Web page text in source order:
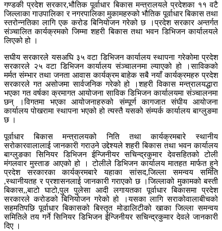
गण्डकी प्रदेश सरकार,भौतिक पूर्वाधार बिकास मन्त्रालयले प्रदेशका ११ वटै
जिल्लाका गाउपालिका र नगरपालिका मुकामहरुको भौतिक पूर्वाधार बिकास तथा
स्तरोन्नतिका लागि एक करोड बिनियोजन गरेको छ ।प्रदेश सरकार अन्तर्गत
संञ्चालित कार्यक्रमको जिम्मा शहरी बिकास तथा भवन डिभिजन कार्यालयले
लिएको हो ।
सघीय सरकारले यसअघि ३५ वटा डिभिजन कार्यालय स्थापना गरेकोमा प्रदेश
सरकारले २५ वटा डिभिजन कार्यालय संञ्चालनमा ल्याएको हो ।साविकको
मर्मत संम्भार तथा जनता आवास कार्यक्रम बाहेक सबै नयाँ कार्यक्रमहरु प्रदेश
सरकारले गत असोजमा सार्वजनिक गरेको हो ।शहरी विकास मन्त्रालयद्धारा
भएका गत वर्षका क्रमागत आयोजना साविक डिभिजन कार्यालयमा संञ्चालनमा
छन् ।विगतमा भएका आयोजनाहरुको संम्पूर्ण कागजात संघीय आयोजना
कार्यालय पोखरामा स्थापना भएको हो त्यस्तै यसको संम्पर्क कार्यालय बाग्लुङमा
छ ।
पूर्वाधार बिकास मन्त्रालयको निति तथा कार्यक्रमबारे स्थानीय
सरोकारवालालाई जानकारी गराउने उद्देश्यले शहरी बिकास तथा भवन कार्यालय
बाग्लुङका सिनियर डिभिजन ईन्जिनीयर सचिन्द्रकुमार देवसहितको टोली
मंगलवार मुस्ताङ आएको हो । टोलीले डिभिजन कार्यालय मातहत मार्फत हुने
प्रदेश सरकारका कार्यक्रमबारे यहाका सांसद,जिल्ला समन्वय समिति
,स्थानीयतह र प्रशासनलाई जानकारी गराएको छ ।जिल्लाको मुकामको बस्ती
बिकास,,बाटो घाटो,पुल पुलेसा आदी लगायतका पूर्वाधार बिकासमा प्रदेश
सरकारले करोडको बिनियोजन गरेको हो ।यसका लागि सराकोवालाबीचको
सहमतिपछि पूर्वाधार बिकासको बिस्तृत मोडालिटीको खाका जिल्ला समन्वय
समितिले तय गर्ने सिनियर डिभिजन ईन्जिनीयर सचिन्द्रकुमार देवले जानकारी
दिए ।